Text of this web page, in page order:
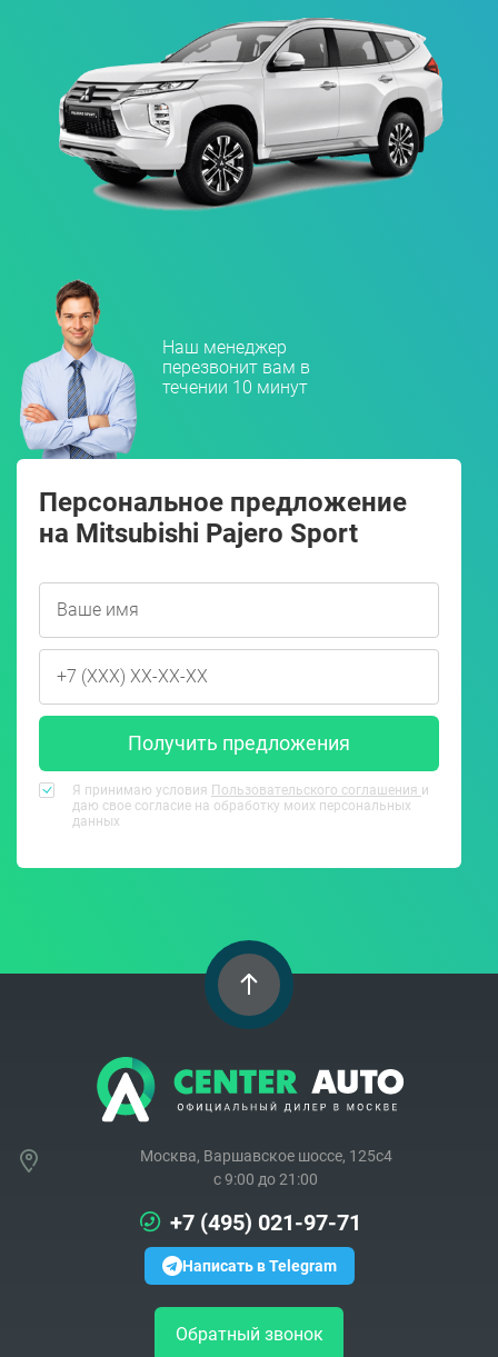
Наш менеджер
перезвонит вам в
течении 10 минут
Персональное предложение
на Mitsubishi Pajero Sport
Получить предложения
Я принимаю условия Пользовательского соглашения и
даю свое согласие на обработку моих персональных
данных
Москва, Варшавское шоссе, 125с4
c 9:00 до 21:00
+7 (495) 021-97-71
Написать в Telegram
Обратный звонок